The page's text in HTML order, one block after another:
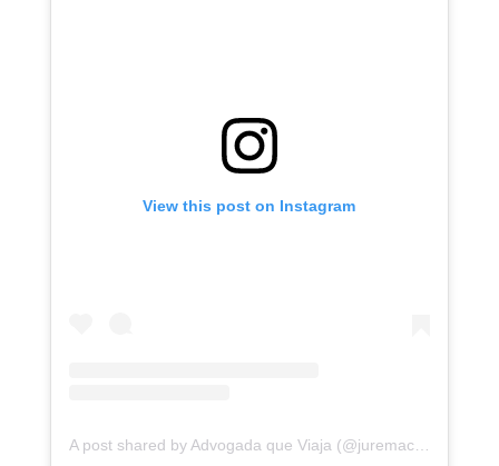
View this post on Instagram
A post shared by Advogada que Viaja (@juremacintra)